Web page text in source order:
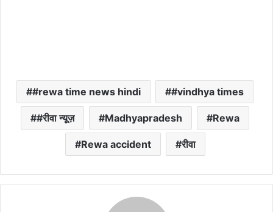
#rewa time news hindi #vindhya times
#रीवा न्यूज़ Madhyapradesh Rewa
Rewa accident रीवा